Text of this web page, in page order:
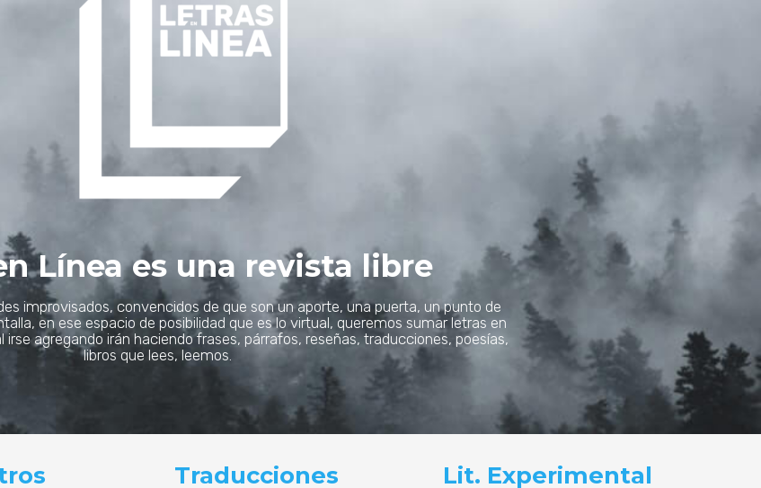
Línea es una revista libre
improvisados, convencidos de que son un aporte, una puerta, un punto de
en ese espacio de posibilidad que es lo virtual, queremos sumar letras en
irse agregando irán haciendo frases, párrafos, reseñas, traducciones, poesías,
libros que lees, leemos.
Traducciones Lit. Experimental